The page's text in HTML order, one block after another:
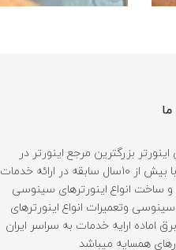
ما
بزرگترین مرجع اینورتر در
ایران، با بیش از 10سال سابقه در ارائه خدمات
و ساخت انواع اینورترهای سینوسی
وتعمیرات انواع اینورترهای
اماده ارایه خدمات به سراسر ایران
همسایه میباشد